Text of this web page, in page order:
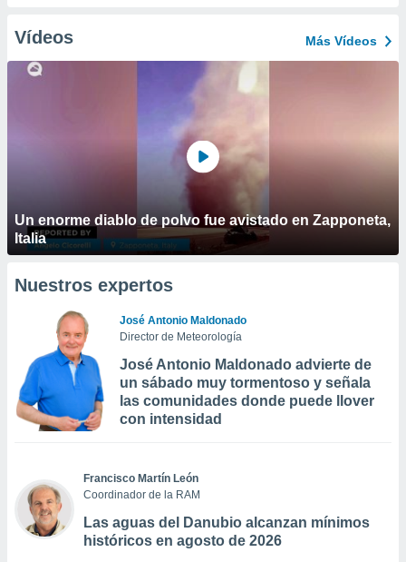
Vídeos Más Vídeos
Un enorme diablo de polvo fue avistado en Zapponeta,
Italia
Nuestros expertos
José Antonio Maldonado
Director de Meteorología
José Antonio Maldonado advierte de
un sábado muy tormentoso y señala
las comunidades donde puede llover
con intensidad
Francisco Martín León
Coordinador de la RAM
Las aguas del Danubio alcanzan mínimos
históricos en agosto de 2026